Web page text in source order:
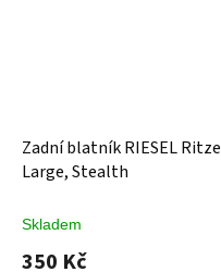
Zadní blatník RIESEL Ritze
Large, Stealth
Skladem
350 Kč